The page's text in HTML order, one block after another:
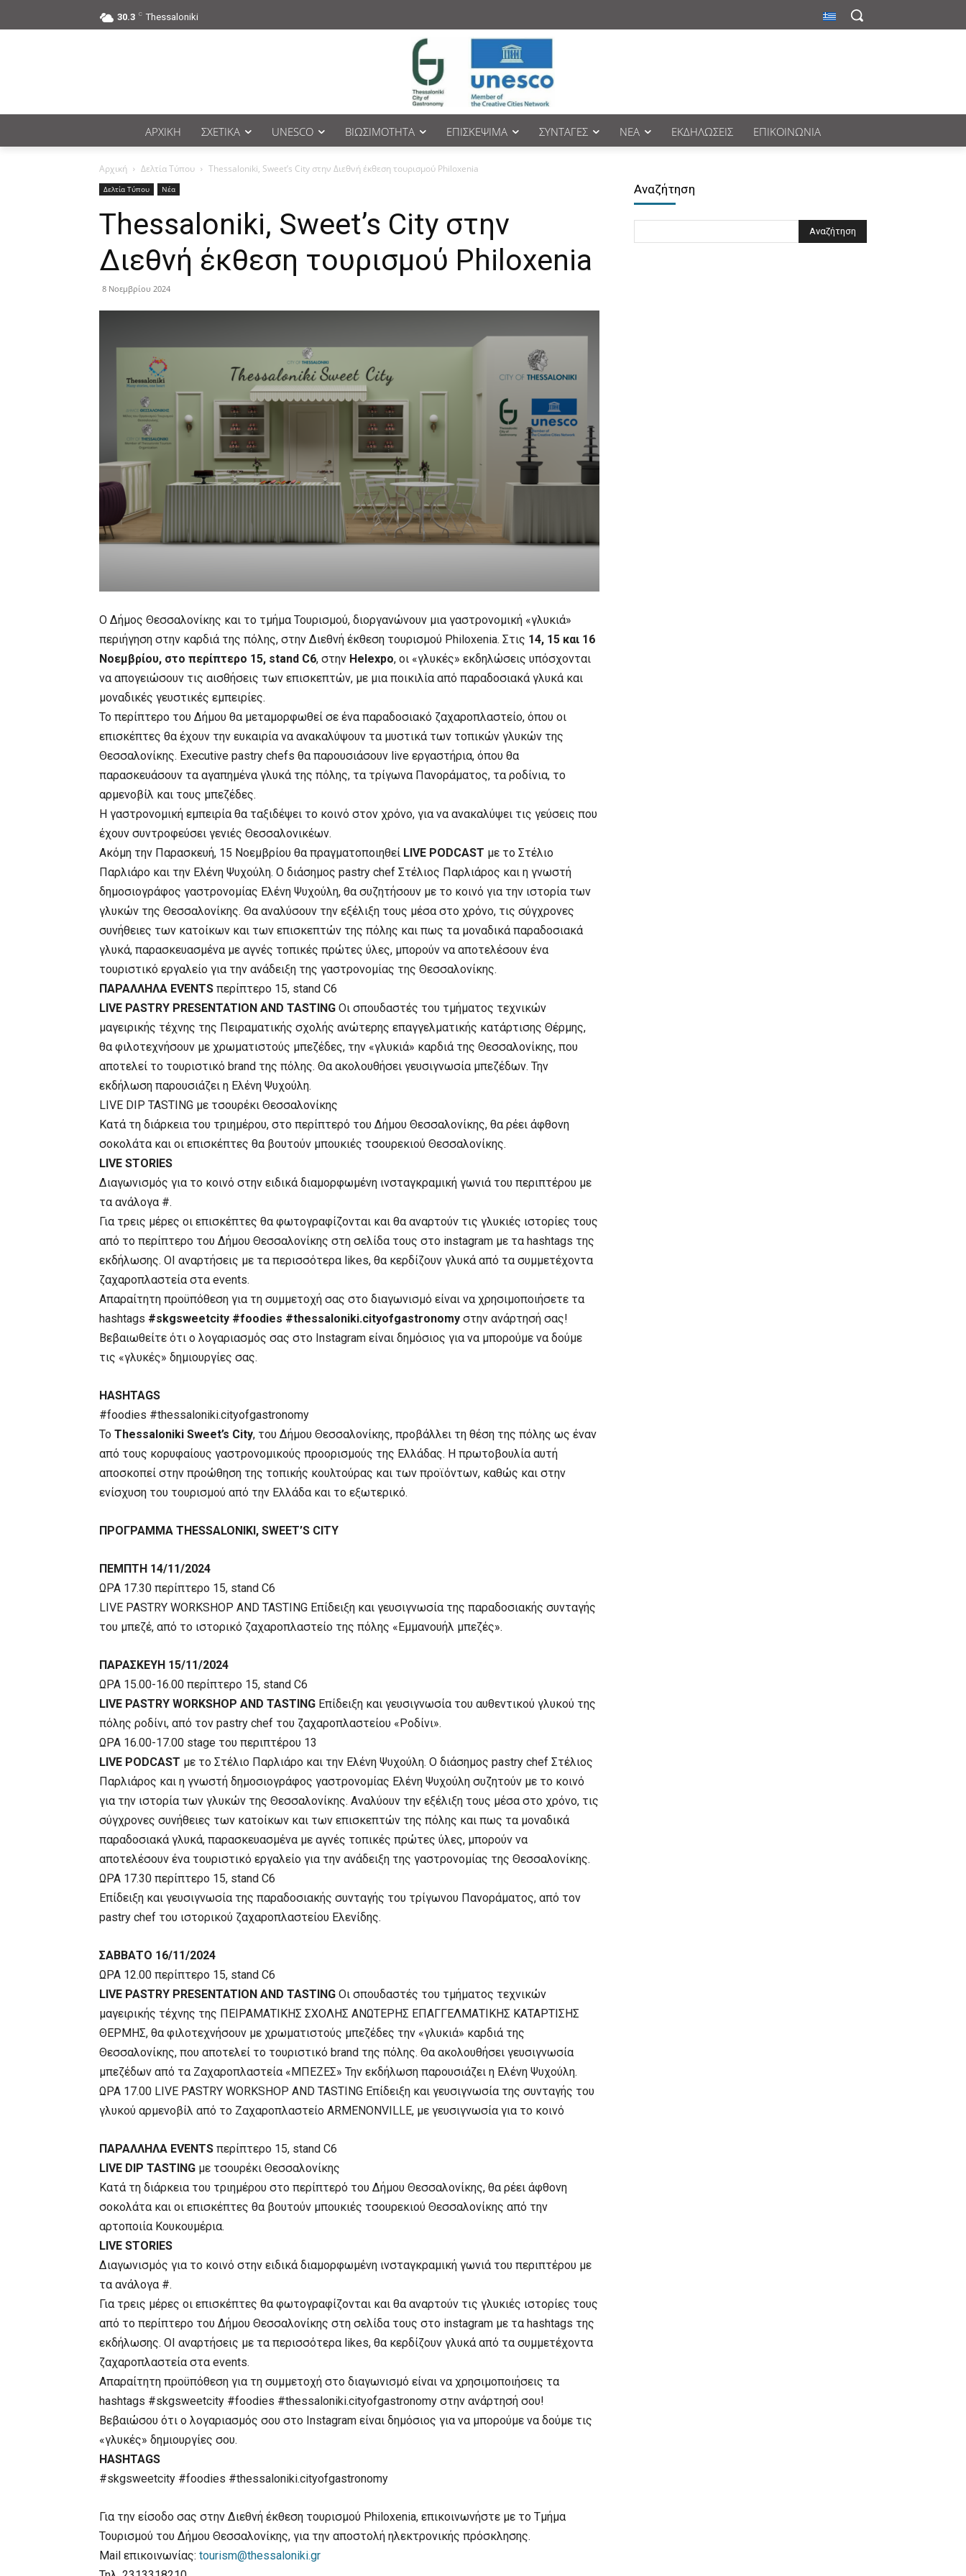
30.3 C Thessaloniki
ΑΡΧΙΚΉ ΣΧΕΤΙΚΆ UNESCO ΒΙΩΣΙΜΌΤΗΤΑ ΕΠΙΣΚΈΨΙΜΑ ΣΥΝΤΑΓΈΣ ΝΈΑ ΕΚΔΗΛΏΣΕΙΣ ΕΠΙΚΟΙΝΩΝΊΑ
Αρχική Δελτία Τύπου Thessaloniki, Sweet’s City στην Διεθνή έκθεση τουρισμού Philoxenia
Δελτία Τύπου Νέα
Thessaloniki, Sweet’s City στην
Διεθνή έκθεση τουρισμού Philoxenia
8 Νοεμβρίου 2024
Ο Δήμος Θεσσαλονίκης και το τμήμα Τουρισμού, διοργανώνουν μια γαστρονομική «γλυκιά»
περιήγηση στην καρδιά της πόλης, στην Διεθνή έκθεση τουρισμού Philoxenia. Στις 14, 15 και 16
Νοεμβρίου, στο περίπτερο 15, stand C6, στην Helexpo, οι «γλυκές» εκδηλώσεις υπόσχονται
να απογειώσουν τις αισθήσεις των επισκεπτών, με μια ποικιλία από παραδοσιακά γλυκά και
μοναδικές γευστικές εμπειρίες.
Το περίπτερο του Δήμου θα μεταμορφωθεί σε ένα παραδοσιακό ζαχαροπλαστείο, όπου οι
επισκέπτες θα έχουν την ευκαιρία να ανακαλύψουν τα μυστικά των τοπικών γλυκών της
Θεσσαλονίκης. Executive pastry chefs θα παρουσιάσουν live εργαστήρια, όπου θα
παρασκευάσουν τα αγαπημένα γλυκά της πόλης, τα τρίγωνα Πανοράματος, τα ροδίνια, το
αρμενοβίλ και τους μπεζέδες.
Η γαστρονομική εμπειρία θα ταξιδέψει το κοινό στον χρόνο, για να ανακαλύψει τις γεύσεις που
έχουν συντροφεύσει γενιές Θεσσαλονικέων.
Ακόμη την Παρασκευή, 15 Νοεμβρίου θα πραγματοποιηθεί LIVE PODCAST με το Στέλιο
Παρλιάρο και την Ελένη Ψυχούλη. Ο διάσημος pastry chef Στέλιος Παρλιάρος και η γνωστή
δημοσιογράφος γαστρονομίας Ελένη Ψυχούλη, θα συζητήσουν με το κοινό για την ιστορία των
γλυκών της Θεσσαλονίκης. Θα αναλύσουν την εξέλιξη τους μέσα στο χρόνο, τις σύγχρονες
συνήθειες των κατοίκων και των επισκεπτών της πόλης και πως τα μοναδικά παραδοσιακά
γλυκά, παρασκευασμένα με αγνές τοπικές πρώτες ύλες, μπορούν να αποτελέσουν ένα
τουριστικό εργαλείο για την ανάδειξη της γαστρονομίας της Θεσσαλονίκης.
ΠΑΡΑΛΛΗΛΑ EVENTS περίπτερο 15, stand C6
LIVE PASTRY PRESENTATION AND TASTING Οι σπουδαστές του τμήματος τεχνικών
μαγειρικής τέχνης της Πειραματικής σχολής ανώτερης επαγγελματικής κατάρτισης Θέρμης,
θα φιλοτεχνήσουν με χρωματιστούς μπεζέδες, την «γλυκιά» καρδιά της Θεσσαλονίκης, που
αποτελεί το τουριστικό brand της πόλης. Θα ακολουθήσει γευσιγνωσία μπεζέδων. Την
εκδήλωση παρουσιάζει η Ελένη Ψυχούλη.
LIVE DIP TASTING με τσουρέκι Θεσσαλονίκης
Κατά τη διάρκεια του τριημέρου, στο περίπτερό του Δήμου Θεσσαλονίκης, θα ρέει άφθονη
σοκολάτα και οι επισκέπτες θα βουτούν μπουκιές τσουρεκιού Θεσσαλονίκης.
LIVE STORIES
Διαγωνισμός για το κοινό στην ειδικά διαμορφωμένη ινσταγκραμική γωνιά του περιπτέρου με
τα ανάλογα #.
Για τρεις μέρες οι επισκέπτες θα φωτογραφίζονται και θα αναρτούν τις γλυκιές ιστορίες τους
από το περίπτερο του Δήμου Θεσσαλονίκης στη σελίδα τους στο instagram με τα hashtags της
εκδήλωσης. ΟΙ αναρτήσεις με τα περισσότερα likes, θα κερδίζουν γλυκά από τα συμμετέχοντα
ζαχαροπλαστεία στα events.
Απαραίτητη προϋπόθεση για τη συμμετοχή σας στο διαγωνισμό είναι να χρησιμοποιήσετε τα
hashtags #skgsweetcity #foodies #thessaloniki.cityofgastronomy στην ανάρτησή σας!
Βεβαιωθείτε ότι ο λογαριασμός σας στο Instagram είναι δημόσιος για να μπορούμε να δούμε
τις «γλυκές» δημιουργίες σας.
HASHTAGS
#foodies #thessaloniki.cityofgastronomy
Το Thessaloniki Sweet’s City, του Δήμου Θεσσαλονίκης, προβάλλει τη θέση της πόλης ως έναν
από τους κορυφαίους γαστρονομικούς προορισμούς της Ελλάδας. Η πρωτοβουλία αυτή
αποσκοπεί στην προώθηση της τοπικής κουλτούρας και των προϊόντων, καθώς και στην
ενίσχυση του τουρισμού από την Ελλάδα και το εξωτερικό.
ΠΡΟΓΡΑΜΜΑ THESSALONIKI, SWEET’S CITY
ΠΕΜΠΤΗ 14/11/2024
ΩΡΑ 17.30 περίπτερο 15, stand C6
LIVE PASTRY WORKSHOP AND TASTING Επίδειξη και γευσιγνωσία της παραδοσιακής συνταγής
του μπεζέ, από το ιστορικό ζαχαροπλαστείο της πόλης «Εμμανουήλ μπεζές».
ΠΑΡΑΣΚΕΥΗ 15/11/2024
ΩΡΑ 15.00-16.00 περίπτερο 15, stand C6
LIVE PASTRY WORKSHOP AND TASTING Επίδειξη και γευσιγνωσία του αυθεντικού γλυκού της
πόλης ροδίνι, από τον pastry chef του ζαχαροπλαστείου «Ροδίνι».
ΩΡΑ 16.00-17.00 stage του περιπτέρου 13
LIVE PODCAST με το Στέλιο Παρλιάρο και την Ελένη Ψυχούλη. Ο διάσημος pastry chef Στέλιος
Παρλιάρος και η γνωστή δημοσιογράφος γαστρονομίας Ελένη Ψυχούλη συζητούν με το κοινό
για την ιστορία των γλυκών της Θεσσαλονίκης. Αναλύουν την εξέλιξη τους μέσα στο χρόνο, τις
σύγχρονες συνήθειες των κατοίκων και των επισκεπτών της πόλης και πως τα μοναδικά
παραδοσιακά γλυκά, παρασκευασμένα με αγνές τοπικές πρώτες ύλες, μπορούν να
αποτελέσουν ένα τουριστικό εργαλείο για την ανάδειξη της γαστρονομίας της Θεσσαλονίκης.
ΩΡΑ 17.30 περίπτερο 15, stand C6
Επίδειξη και γευσιγνωσία της παραδοσιακής συνταγής του τρίγωνου Πανοράματος, από τον
pastry chef του ιστορικού ζαχαροπλαστείου Ελενίδης.
ΣΑΒΒΑΤΟ 16/11/2024
ΩΡΑ 12.00 περίπτερο 15, stand C6
LIVE PASTRY PRESENTATION AND TASTING Οι σπουδαστές του τμήματος τεχνικών
μαγειρικής τέχνης της ΠΕΙΡΑΜΑΤΙΚΗΣ ΣΧΟΛΗΣ ΑΝΩΤΕΡΗΣ ΕΠΑΓΓΕΛΜΑΤΙΚΗΣ ΚΑΤΑΡΤΙΣΗΣ
ΘΕΡΜΗΣ, θα φιλοτεχνήσουν με χρωματιστούς μπεζέδες την «γλυκιά» καρδιά της
Θεσσαλονίκης, που αποτελεί το τουριστικό brand της πόλης. Θα ακολουθήσει γευσιγνωσία
μπεζέδων από τα Ζαχαροπλαστεία «ΜΠΕΖΕΣ» Την εκδήλωση παρουσιάζει η Ελένη Ψυχούλη.
ΩΡΑ 17.00 LIVE PASTRY WORKSHOP AND TASTING Επίδειξη και γευσιγνωσία της συνταγής του
γλυκού αρμενοβίλ από το Ζαχαροπλαστείο ARMENONVILLE, με γευσιγνωσία για το κοινό
ΠΑΡΑΛΛΗΛΑ EVENTS περίπτερο 15, stand C6
LIVE DIP TASTING με τσουρέκι Θεσσαλονίκης
Κατά τη διάρκεια του τριημέρου στο περίπτερό του Δήμου Θεσσαλονίκης, θα ρέει άφθονη
σοκολάτα και οι επισκέπτες θα βουτούν μπουκιές τσουρεκιού Θεσσαλονίκης από την
αρτοποιία Κουκουμέρια.
LIVE STORIES
Διαγωνισμός για το κοινό στην ειδικά διαμορφωμένη ινσταγκραμική γωνιά του περιπτέρου με
τα ανάλογα #.
Για τρεις μέρες οι επισκέπτες θα φωτογραφίζονται και θα αναρτούν τις γλυκιές ιστορίες τους
από το περίπτερο του Δήμου Θεσσαλονίκης στη σελίδα τους στο instagram με τα hashtags της
εκδήλωσης. ΟΙ αναρτήσεις με τα περισσότερα likes, θα κερδίζουν γλυκά από τα συμμετέχοντα
ζαχαροπλαστεία στα events.
Απαραίτητη προϋπόθεση για τη συμμετοχή στο διαγωνισμό είναι να χρησιμοποιήσεις τα
hashtags #skgsweetcity #foodies #thessaloniki.cityofgastronomy στην ανάρτησή σου!
Βεβαιώσου ότι ο λογαριασμός σου στο Instagram είναι δημόσιος για να μπορούμε να δούμε τις
«γλυκές» δημιουργίες σου.
HASHTAGS
#skgsweetcity #foodies #thessaloniki.cityofgastronomy
Για την είσοδο σας στην Διεθνή έκθεση τουρισμού Philoxenia, επικοινωνήστε με το Τμήμα
Τουρισμού του Δήμου Θεσσαλονίκης, για την αποστολή ηλεκτρονικής πρόσκλησης.
Mail επικοινωνίας: tourism@thessaloniki.gr
Αναζήτηση